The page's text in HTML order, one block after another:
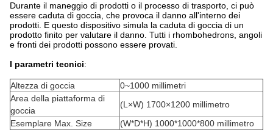
Durante il maneggio di prodotti o il processo di trasporto, ci può
essere caduta di goccia, che provoca il danno all'interno dei
prodotti. E questo dispositivo simula la caduta di goccia di un
prodotto finito per valutare il danno. Tutti i rhombohedrons, angoli
e fronti dei prodotti possono essere provati.
I parametri tecnici:
Altezza di goccia
0~1000 millimetri
Area della piattaforma di
goccia
(L×W) 1700×1200 millimetro
Esemplare Max. Size
(W*D*H) 1000*1000*800 millimetro